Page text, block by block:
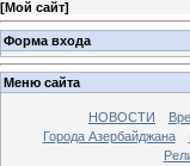
[Мой сайт]
Форма входа
Меню сайта
НОВОСТИ
Города Азербайджана